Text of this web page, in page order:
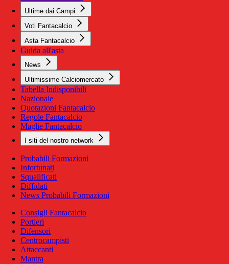
Ultime dai Campi
Voti Fantacalcio
Asta Fantacalcio
Guida all'asta
News
Ultimissime Calciomercato
Tabella Indisponibili
Nazionale
Quotazioni Fantacalcio
Regole Fantacalcio
Maglie Fantacalcio
I siti del nostro network
Probabili Formazioni
Infortunati
Squalificati
Diffidati
News Probabili Formazioni
Consigli Fantacalcio
Portieri
Difensori
Centrocampisti
Attaccanti
Mantra